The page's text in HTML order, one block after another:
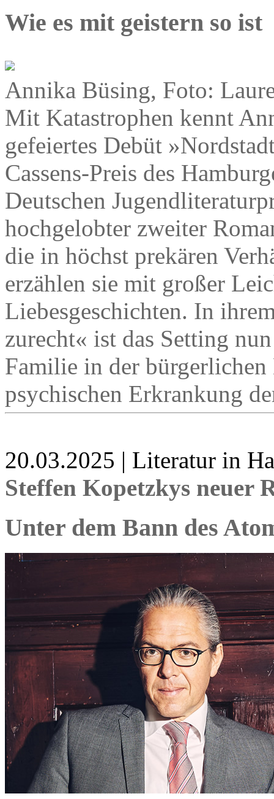
Wie es mit geistern so ist
Annika Büsing, Foto:
Mit Katastrophen kennt
gefeiertes Debüt
Cassens-Preis des
Deutschen
hochgelobter zweiter
die in höchst prekären
erzählen sie mit großer
Liebesgeschichten. In
zurecht« ist das Setting
Familie in der
psychischen Erkrankung
20.03.2025 | Literatur in
Steffen Kopetzkys neuer
Unter dem Bann des